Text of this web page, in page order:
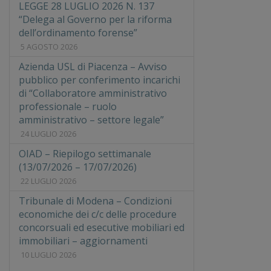
LEGGE 28 LUGLIO 2026 N. 137
“Delega al Governo per la riforma
dell’ordinamento forense”
5 AGOSTO 2026
Azienda USL di Piacenza – Avviso
pubblico per conferimento incarichi
di “Collaboratore amministrativo
professionale – ruolo
amministrativo – settore legale”
24 LUGLIO 2026
OIAD – Riepilogo settimanale
(13/07/2026 – 17/07/2026)
22 LUGLIO 2026
Tribunale di Modena – Condizioni
economiche dei c/c delle procedure
concorsuali ed esecutive mobiliari ed
immobiliari – aggiornamenti
10 LUGLIO 2026